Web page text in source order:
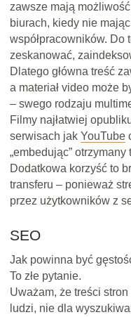
zawsze mają
biurach, kiedy nie
współpracowników.
zeskanować,
Dlatego główna treść
a materiał video może
– swego rodzaju
Filmy najłatwiej
serwisach jak YouTube
„embedując”
Dodatkowa korzyść to
transferu – ponieważ
przez użytkowników z
SEO
Jak powinna być
To złe pytanie.
Uważam, że treści
ludzi, nie dla